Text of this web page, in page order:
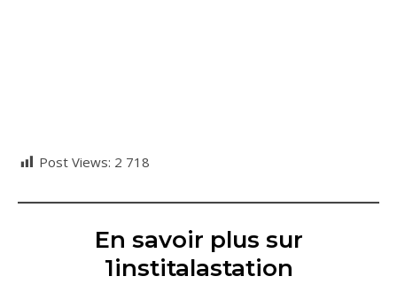
Post Views: 2 718
En savoir plus sur
1institalastation